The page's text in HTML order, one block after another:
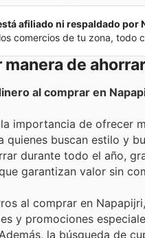
afiliado ni respaldado
comercios de tu zona, todo
manera de
al comprar en
importancia de ofrecer
quienes buscan estilo y
durante todo el año,
garantizan valor sin
al comprar en
y promociones
la búsqueda de